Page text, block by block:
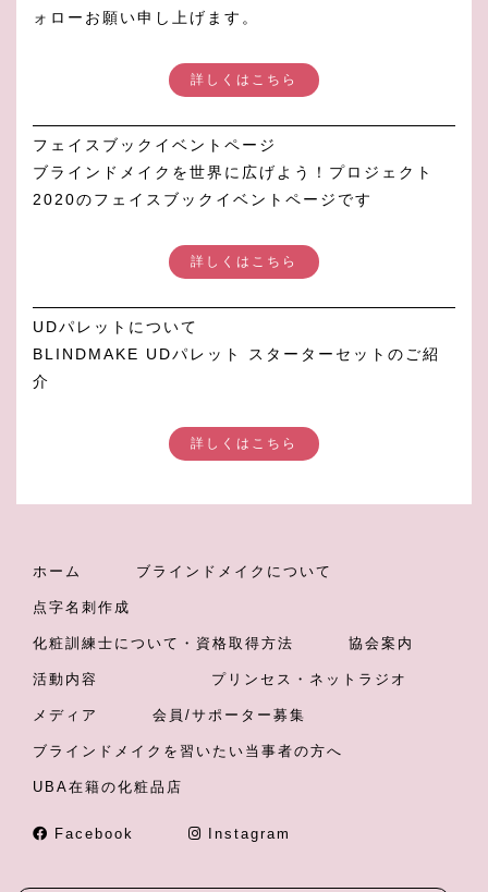
ォローお願い申し上げます。
詳しくはこちら
フェイスブックイベントページ
ブラインドメイクを世界に広げよう！プロジェクト
2020のフェイスブックイベントページです
詳しくはこちら
UDパレットについて
BLINDMAKE UDパレット スターターセットのご紹
介
詳しくはこちら
ホーム ブラインドメイクについて
点字名刺作成
化粧訓練士について・資格取得方法 協会案内
活動内容 プリンセス・ネットラジオ
メディア 会員/サポーター募集
ブラインドメイクを習いたい当事者の方へ
UBA在籍の化粧品店
Facebook Instagram